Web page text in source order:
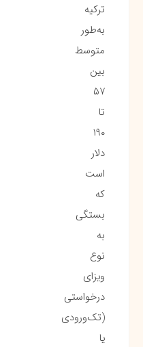
ترکیه
به‌طور
متوسط
بین
۵۷
تا
۱۹۰
دلار
است
که
بستگی
به
نوع
ویزای
درخواستی
(تک‌ورودی
یا